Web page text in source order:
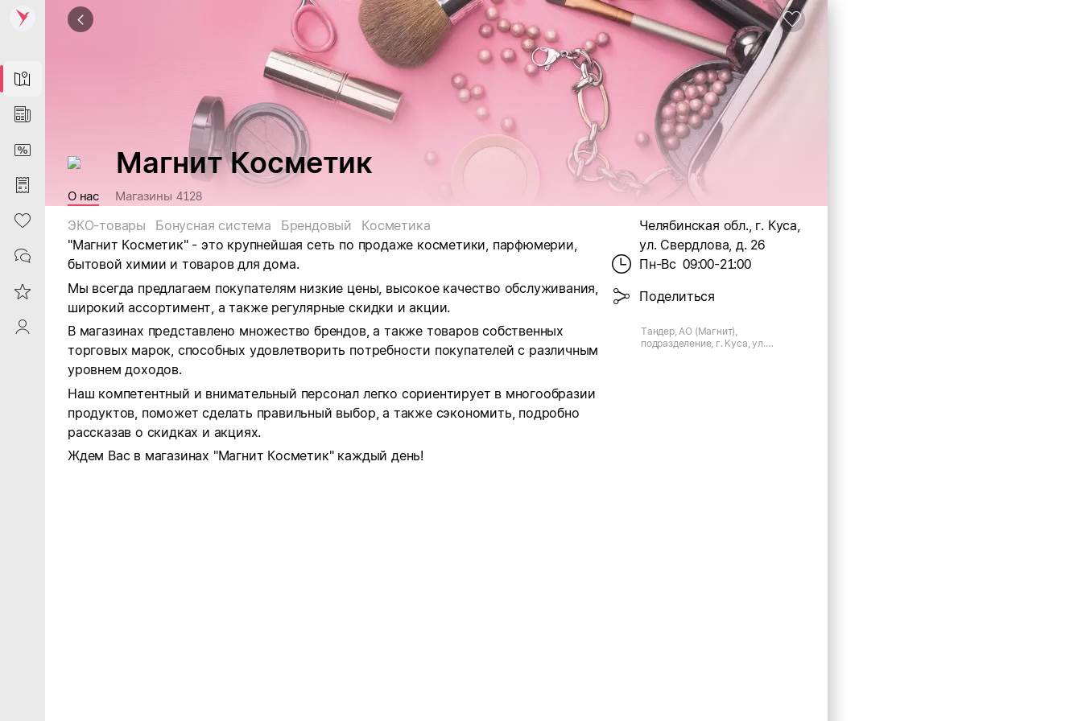
Map
News
DiscountCard
Purchases
Heart
Contacts
Reviews
ProfileSaby
Магнит Косметик
О нас Магазины 4128
ЭКО-товары Бонусная система Брендовый
Косметика
"Магнит Косметик" - это крупнейшая сеть по продаже косметики, парфюмерии,
бытовой химии и товаров для дома.
Мы всегда предлагаем покупателям низкие цены, высокое качество обслуживания,
широкий ассортимент, а также регулярные скидки и акции.
В магазинах представлено множество брендов, а также товаров собственных
торговых марок, способных удовлетворить потребности покупателей с различным
уровнем доходов.
Наш компетентный и внимательный персонал легко сориентирует в многообразии
продуктов, поможет сделать правильный выбор, а также сэкономить, подробно
рассказав о скидках и акциях.
Ждем Вас в магазинах "Магнит Косметик" каждый день!
Челябинская обл., г. Куса,
ул. Свердлова, д. 26
Пн-Вс 09:00-21:00
Поделиться
Тандер, АО (Магнит),
подразделение, г. Куса, ул.